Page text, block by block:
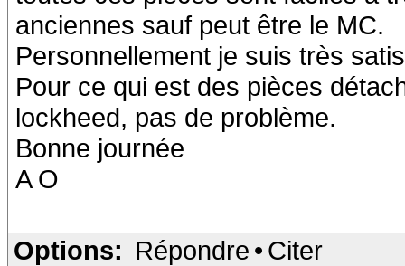
anciennes sauf peut être le MC.
Personnellement je suis très
Pour ce qui est des pièces
lockheed, pas de problème.
Bonne journée
A O
Options: Répondre • Citer